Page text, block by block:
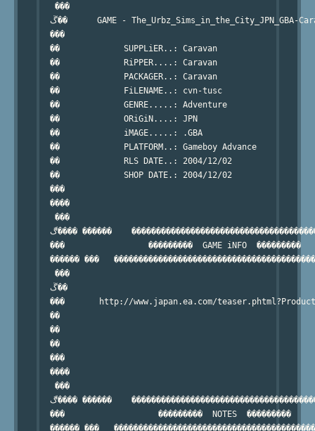
   ���
  ���
  ��             SUPPLiER..: Caravan
  ��             RiPPER....: Caravan
  ��             PACKAGER..: Caravan
  ��             FiLENAME..: cvn-tusc
  ��             GENRE.....: Adventure
  ��             ORiGiN....: JPN
  ��             iMAGE.....: .GBA
  ��             PLATFORM..: Gameboy Advance
  ��             RLS DATE..: 2004/12/02
  ��             SHOP DATE.: 2004/12/02
  ���
  ����
   ���
  ���                 ���������  GAME iNFO  ���������
������ ���
   ���
���       http://www.japan.ea.com/
  ��
  ��
  ��
  ���
  ����
   ���
  ���                   ���������  NOTES  ���������
������ ���